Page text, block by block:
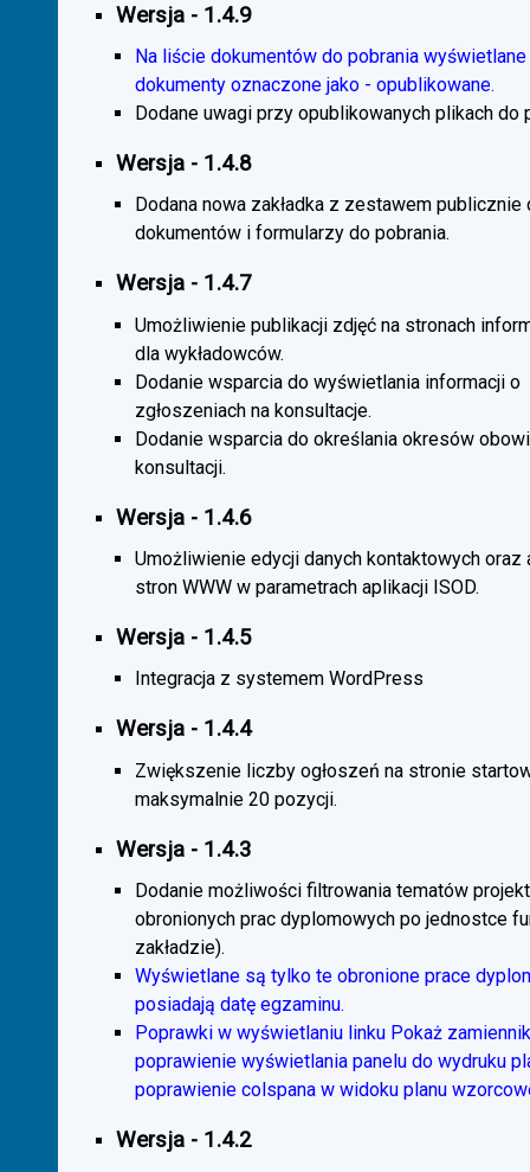
Wersja - 1.4.9
Na liście dokumentów do pobrania
dokumenty oznaczone jako - opublikowane.
Dodane uwagi przy opublikowanych plikach do
Wersja - 1.4.8
Dodana nowa zakładka z zestawem publicznie
dokumentów i formularzy do pobrania.
Wersja - 1.4.7
Umożliwienie publikacji zdjęć na stronach
dla wykładowców.
Dodanie wsparcia do wyświetlania informacji o
zgłoszeniach na konsultacje.
Dodanie wsparcia do określania okresów
konsultacji.
Wersja - 1.4.6
Umożliwienie edycji danych kontaktowych oraz
stron WWW w parametrach aplikacji ISOD.
Wersja - 1.4.5
Integracja z systemem WordPress
Wersja - 1.4.4
Zwiększenie liczby ogłoszeń na stronie
maksymalnie 20 pozycji.
Wersja - 1.4.3
Dodanie możliwości filtrowania tematów
obronionych prac dyplomowych po jednostce
zakładzie).
Wyświetlane są tylko te obronione prace
posiadają datę egzaminu.
Poprawki w wyświetlaniu linku Pokaż
poprawienie wyświetlania panelu do wydruku
poprawienie colspana w widoku planu
Wersja - 1.4.2